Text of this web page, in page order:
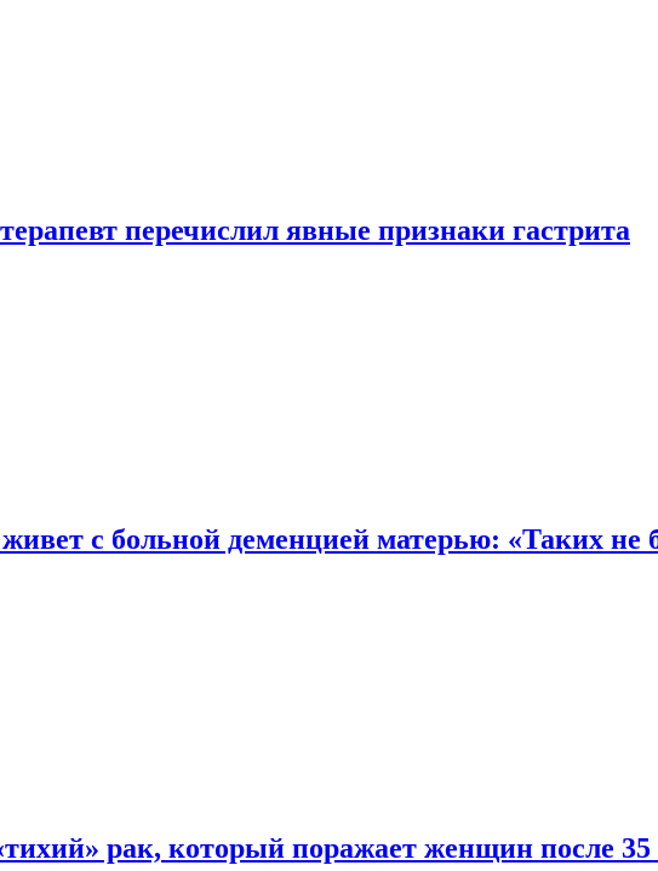
перечислил явные признаки гастрита
с больной деменцией матерью: «Таких не
рак, который поражает женщин после 35